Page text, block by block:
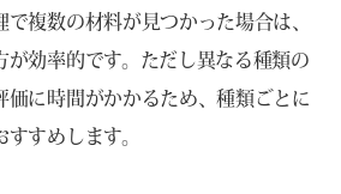
で複数の材料が見つかった場合は、
が効率的です。ただし異なる種類の
価に時間がかかるため、種類ごとに
すめします。